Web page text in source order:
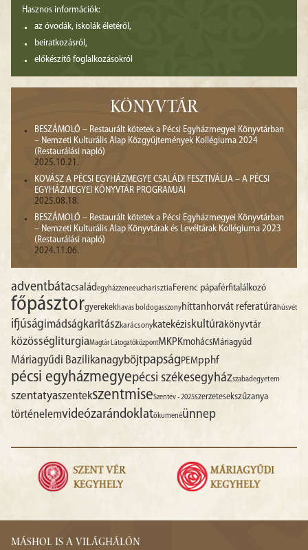
Hasznos információk:
az óvodák, iskolák életéről,
beiratkozásról,
előkészítő foglalkozásokról
KÖNYVTÁR
BESZÁMOLÓ – Restaurált kötetek a Pécsi Egyházmegyei Könyvtárban
– Nemzeti Kulturális Alap Közgyűjtemények Kollégiuma 2024
(Restaurálási napló)
2025.10.21.
KOVÁSZ A PÉCSI EGYHÁZMEGYE CSALÁDI FESZTIVÁLJA – A PÉCSI
EGYHÁZMEGYEI KÖNYVTÁR PROGRAMJAI
2025.08.18.
BESZÁMOLÓ – Restaurált kötetek a Pécsi Egyházmegyei Könyvtárban
– Nemzeti Kulturális Alap Könyvtárak és Levéltárak Kollégiuma 2023
(Restaurálási napló)
2024.11.06.
adventbátacsaládegyházzeneeucharisztia Ferenc pápaférfitalálkozó
főpásztorgyerekekhavas boldogasszonyhittanhorvát referatúrahúsvét
ifjúságimádságkaritászkarácsonykatekéziskultúra könyvtár
közösség liturgiaMagtár LátogatóközpontMKPKmohácsMáriagyűd
Máriagyűdi BazilikanagyböjtpapságPEMpphf
pécsi egyházmegyepécsi székesegyházszabadegyetem
szentatyaszentekszentmiseSzentév - 2025szerzetesekszűzanya
történelemvideózarándoklatökumenéünnep
MÁSHOL IS A VILÁGHÁLÓN